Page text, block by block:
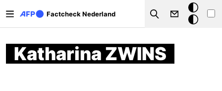
Factcheck Nederland
Search
Donkere
modus
Katharina ZWINS